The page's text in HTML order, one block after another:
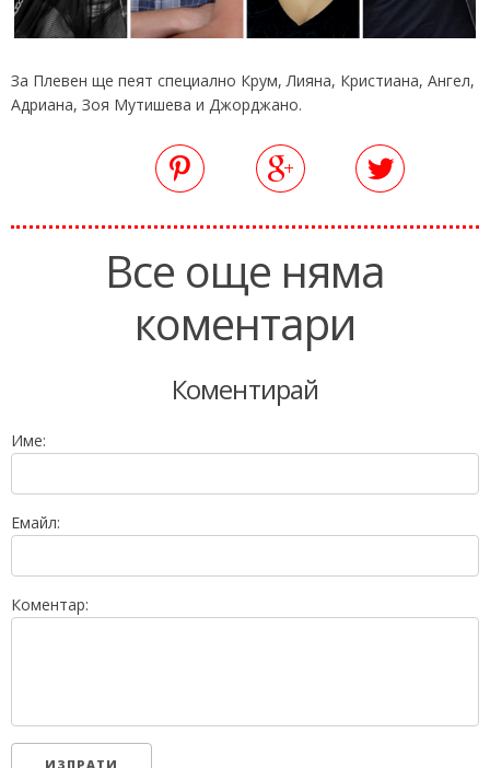
За Плевен ще пеят специално Крум, Лияна, Кристиана, Ангел,
Адриана, Зоя Мутишева и Джорджано.
Все още няма
коментари
Коментирай
Име:
Емайл:
Коментар: